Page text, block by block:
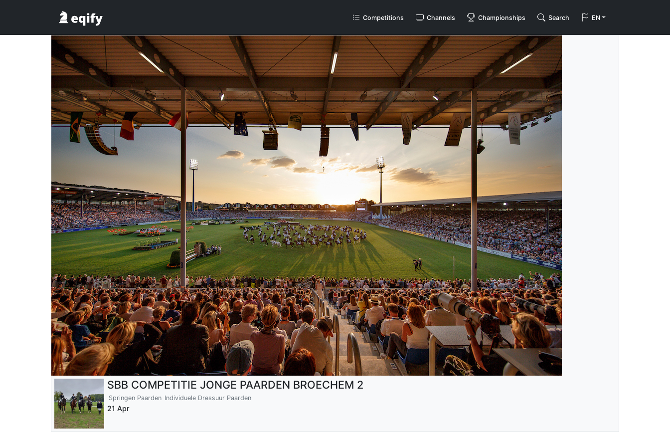
Competitions Channels Championships Search EN
SBB COMPETITIE JONGE PAARDEN BROECHEM 2
Springen Paarden Individuele Dressuur Paarden
21 Apr